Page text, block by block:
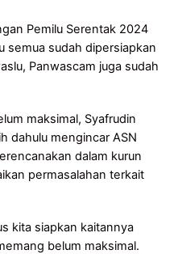
Pemilu Serentak 2024
semua sudah dipersiapkan
Panwascam juga sudah
maksimal, Syafrudin
dahulu mengincar ASN
dalam kurun
permasalahan terkait
kita siapkan kaitannya
belum maksimal.